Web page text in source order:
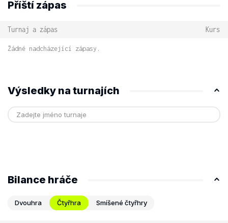
Příští zápas
Turnaj a zápas Kurs
Žádné nadcházející zápasy.
Výsledky na turnajích
Bilance hráče
Dvouhra Čtyřhra Smíšené čtyřhry